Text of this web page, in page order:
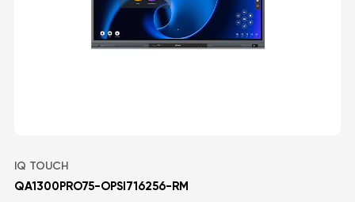
IQ TOUCH
QA1300PRO75-OPSI716256-RM